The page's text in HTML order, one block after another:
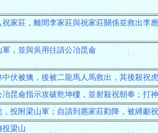
家莊，離間李家莊與祝家莊關係並救出李
，並與吳用往請公冶昆侖
伏被擒，後被二龍馬人馬救出，其後殺祝虎
昆侖指示攻破乾坤樓，並射殺祝朝奉；打
投附梁山軍；自請到扈家莊勸降，被縛獻
投梁山